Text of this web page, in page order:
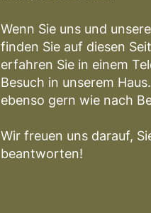
Wenn Sie uns und
finden Sie auf diesen
erfahren Sie in einem
Besuch in unserem
ebenso gern wie nach
Wir freuen uns darauf,
beantworten!